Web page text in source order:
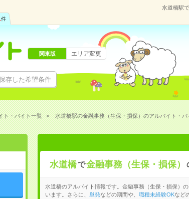
水道橋駅
件
存した希望条件
関東版 エリア変更
ト・バイト一覧 水道橋駅の金融事務（生保・損保）のアルバイト・バ
水道橋で金融事務（生保・損保）
水道橋のアルバイト情報です。金融事務（生保・損保）の
います。さらに、
単発などの期間や、 職種未経験OKなど